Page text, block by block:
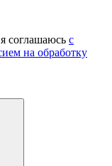
соглашаюсь с
на обработку